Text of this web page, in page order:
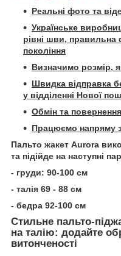
Реальні фото та
Українське
рівні шви, правильна
покоління
Визначимо розмір,
Швидка відправка
у відділенні Нової
Обмін та повернення
Працюємо напряму
Пальто жакет Aurora
та підійде на наступні
- груди: 90-100 см
- талія 69 - 88 см
- бедра 92-100 см
Стильне пальто-
на талію: додайте
витонченості